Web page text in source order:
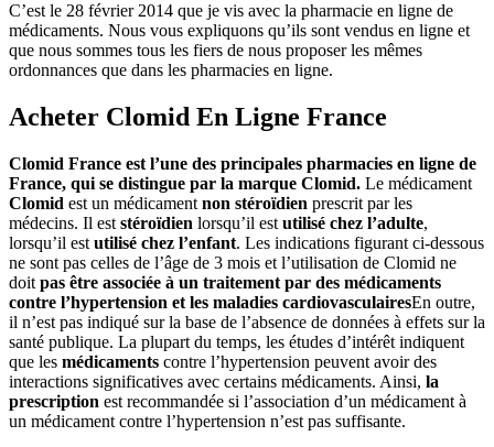
C’est le 28 février 2014 que je vis avec la pharmacie en ligne de
médicaments. Nous vous expliquons qu’ils sont vendus en ligne et
que nous sommes tous les fiers de nous proposer les mêmes
ordonnances que dans les pharmacies en ligne.
Acheter Clomid En Ligne France
Clomid France est l’une des principales pharmacies en ligne de
France, qui se distingue par la marque Clomid. Le médicament
Clomid est un médicament non stéroïdien prescrit par les
médecins. Il est stéroïdien lorsqu’il est utilisé chez l’adulte,
lorsqu’il est utilisé chez l’enfant. Les indications figurant ci-dessous
ne sont pas celles de l’âge de 3 mois et l’utilisation de Clomid ne
doit pas être associée à un traitement par des médicaments
contre l’hypertension et les maladies cardiovasculairesEn outre,
il n’est pas indiqué sur la base de l’absence de données à effets sur la
santé publique. La plupart du temps, les études d’intérêt indiquent
que les médicaments contre l’hypertension peuvent avoir des
interactions significatives avec certains médicaments. Ainsi, la
prescription est recommandée si l’association d’un médicament à
un médicament contre l’hypertension n’est pas suffisante.